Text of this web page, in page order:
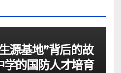
源基地”背后的故
学的国防人才培育